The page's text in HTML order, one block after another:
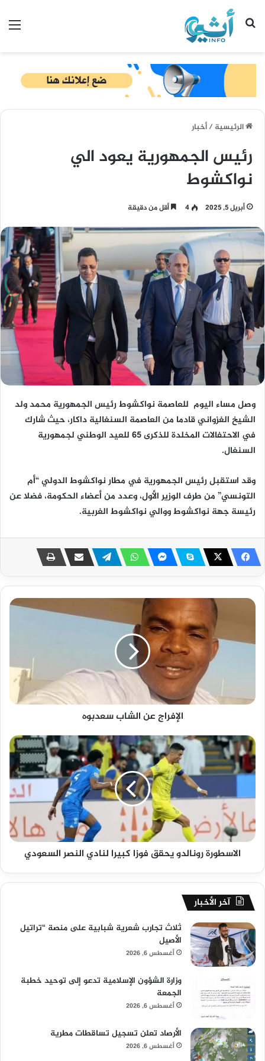
بحث عن
الرئيسية/أخبار
رئيس الجمهورية يعود الي
نواكشوط
أبريل 5, 2025 4 أقل من دقيقة
وصل مساء اليوم للعاصمة نواكشوط رئيس الجمهورية محمد ولد
الشيخ الغزواني قادما من العاصمة السنغالية داكار، حيث شارك
في الاحتفالات المخلدة للذكرى 65 للعيد الوطني لجمهورية
السنغال.
وقد استقبل رئيس الجمهورية في مطار نواكشوط الدولي “أم
التونسي” من طرف الوزير الأول، وعدد من أعضاء الحكومة، فضلا عن
رئيسة جهة نواكشوط ووالي نواكشوط الغربية.
الإفراج عن الشاب سعدبوه
الاسطورة رونالدو يحقق فوزا كبيرا لنادي النصر السعودي
آخر الأخبار
ثلاث تجارب شعرية شبابية على منصة “تراتيل
الأصيل
أغسطس 6, 2026
وزارة الشؤون الإسلامية تدعو إلى توحيد خطبة
الجمعة
أغسطس 6, 2026
الأرصاد تعلن تسجيل تساقطات مطرية
أغسطس 6, 2026